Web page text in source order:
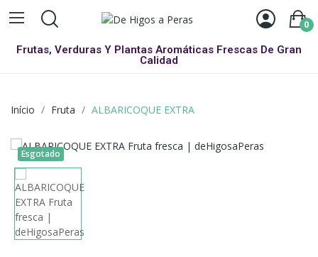
0
Frutas, Verduras Y Plantas Aromáticas Frescas De Gran
Calidad
Início Fruta ALBARICOQUE EXTRA
Esgotado